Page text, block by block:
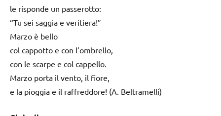
le risponde un passerotto:
“Tu sei saggia e veritiera!”
Marzo è bello
col cappotto e con l’ombrello,
con le scarpe e col cappello.
Marzo porta il vento, il fiore,
e la pioggia e il raffreddore! (A. Beltramelli)